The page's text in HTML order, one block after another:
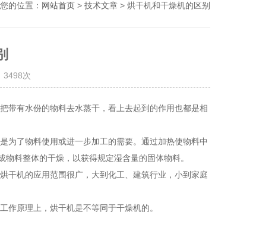
您的位置： 网站首页 > 技术文章 > 烘干机和干燥机的区别
次
带有水份的物料去水蒸干，看上去起到的作用也都是相
为了物料使用或进一步加工的需要。通过加热使物料中
料整体的干燥，以获得规定湿含量的固体物料。
干机的应用范围很广，大到化工、建筑行业，小到家庭
作原理上，烘干机是不等同于干燥机的。